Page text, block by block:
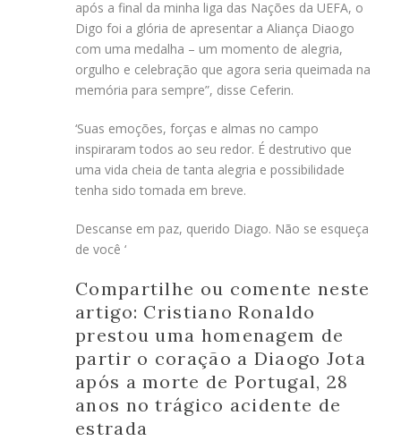
após a final da minha liga das Nações da UEFA, o
Digo foi a glória de apresentar a Aliança Diaogo
com uma medalha – um momento de alegria,
orgulho e celebração que agora seria queimada na
memória para sempre”, disse Ceferin.
‘Suas emoções, forças e almas no campo
inspiraram todos ao seu redor. É destrutivo que
uma vida cheia de tanta alegria e possibilidade
tenha sido tomada em breve.
Descanse em paz, querido Diago. Não se esqueça
de você ‘
Compartilhe ou comente neste
artigo: Cristiano Ronaldo
prestou uma homenagem de
partir o coração a Diaogo Jota
após a morte de Portugal, 28
anos no trágico acidente de
estrada